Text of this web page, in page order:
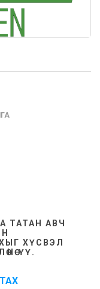
ТАТАН АВЧ
ХҮСВЭЛ
ҮҮ.